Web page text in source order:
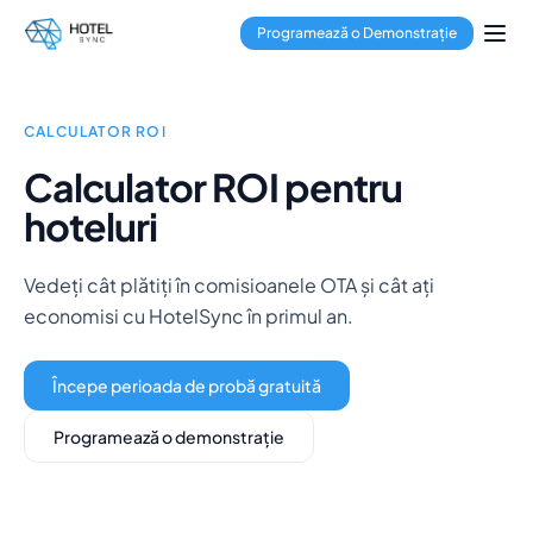
Salt la conținutul principal
Management de proprietăți
Channel Manager
Hub multi-proprietate
Aplicație Housekeeping
Hoteluri
Condo-hoteluri
Închirieri de vacanță
Despre noi
Integrări
Întrebări frecvente
Blog
Programează o Demonstrație
CALCULATOR ROI
Calculator ROI pentru
hoteluri
Vedeți cât plătiți în comisioanele OTA și cât ați
economisi cu HotelSync în primul an.
Începe perioada de probă gratuită
Programează o demonstrație